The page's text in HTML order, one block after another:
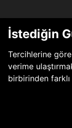
İstediğin
Tercihlerine
verime
birbirinden